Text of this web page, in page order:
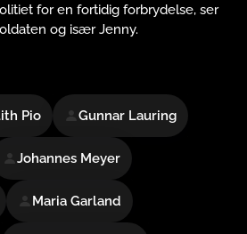
for en fortidig forbrydelse, ser
og især Jenny.
Pio Gunnar Lauring
Johannes Meyer
Maria Garland